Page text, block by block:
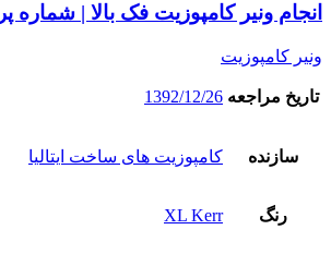
انجام ونیر کامپوزیت فک بالا | شماره
ونیر کامپوزیت
تاریخ مراجعه 1392/12/26
سازنده کامپوزیت های ساخت ایتالیا
رنگ XL Kerr